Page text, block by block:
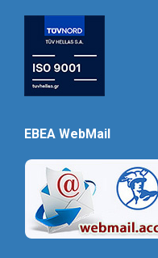
EBEA WebMail